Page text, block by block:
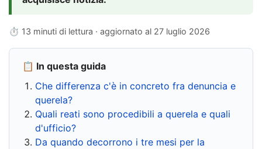
⏱ 13 minuti di lettura · aggiornato al 27 luglio 2026
📋 In questa guida
Che differenza c'è in concreto fra denuncia e
querela?
Quali reati sono procedibili a querela e quali
d'ufficio?
Da quando decorrono i tre mesi per la